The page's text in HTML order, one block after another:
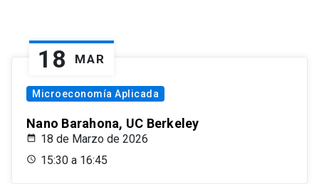
18 MAR
Microeconomía Aplicada
Nano Barahona, UC Berkeley
18 de Marzo de 2026
15:30 a 16:45